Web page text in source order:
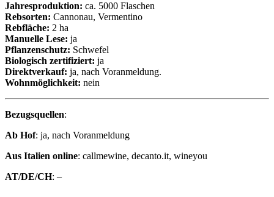
Jahresproduktion: ca. 5000 Flaschen
Rebsorten: Cannonau, Vermentino
Rebfläche: 2 ha
Manuelle Lese: ja
Pflanzenschutz: Schwefel
Biologisch zertifiziert: ja
Direktverkauf: ja, nach Voranmeldung.
Wohnmöglichkeit: nein
Bezugsquellen:
Ab Hof: ja, nach Voranmeldung
Aus Italien online: callmewine, decanto.it, wineyou
AT/DE/CH: –